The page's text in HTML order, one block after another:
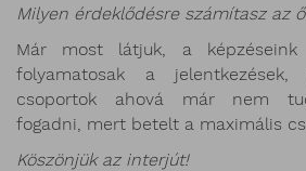
Milyen érdeklődésre számítasz az
Már most látjuk, a képzéseink
folyamatosak a
csoportok ahová már nem
fogadni, mert betelt a maximális
Köszönjük az interjút!